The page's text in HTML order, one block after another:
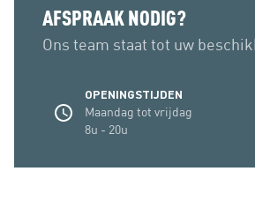
AFSPRAAK NODIG?
Ons team staat tot uw
OPENINGSTIJDEN
Maandag tot vrijdag
8u - 20u